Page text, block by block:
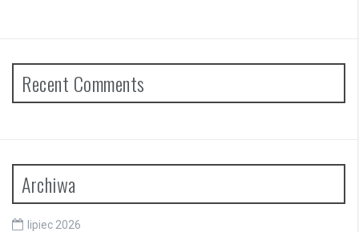
Recent Comments
Archiwa
lipiec 2026